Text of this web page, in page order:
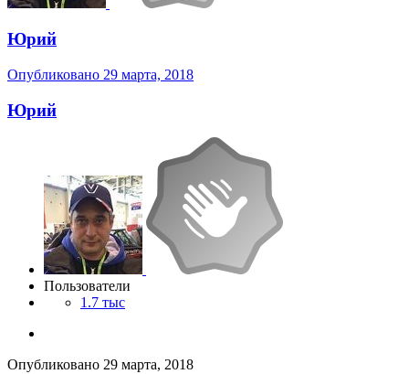
Юрий
Опубликовано 29 марта, 2018
Юрий
Пользователи
1.7 тыс
Опубликовано 29 марта, 2018